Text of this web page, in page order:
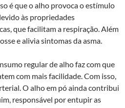
é que o alho provoca o estímulo
às propriedades
que facilitam a respiração. Além
e alivia sintomas da asma.
regular de alho faz com que
com mais facilidade. Com isso,
O alho em pó ainda contribui
responsável por entupir as